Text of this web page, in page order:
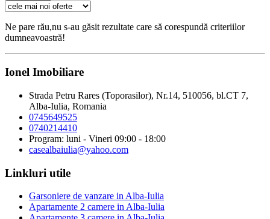
Ne pare rău,nu s-au găsit rezultate care să corespundă criteriilor
dumneavoastră!
Ionel Imobiliare
Strada Petru Rares (Toporasilor), Nr.14, 510056, bl.CT 7,
Alba-Iulia, Romania
0745649525
0740214410
Program: luni - Vineri 09:00 - 18:00
casealbaiulia@yahoo.com
Linkluri utile
Garsoniere de vanzare in Alba-Iulia
Apartamente 2 camere in Alba-Iulia